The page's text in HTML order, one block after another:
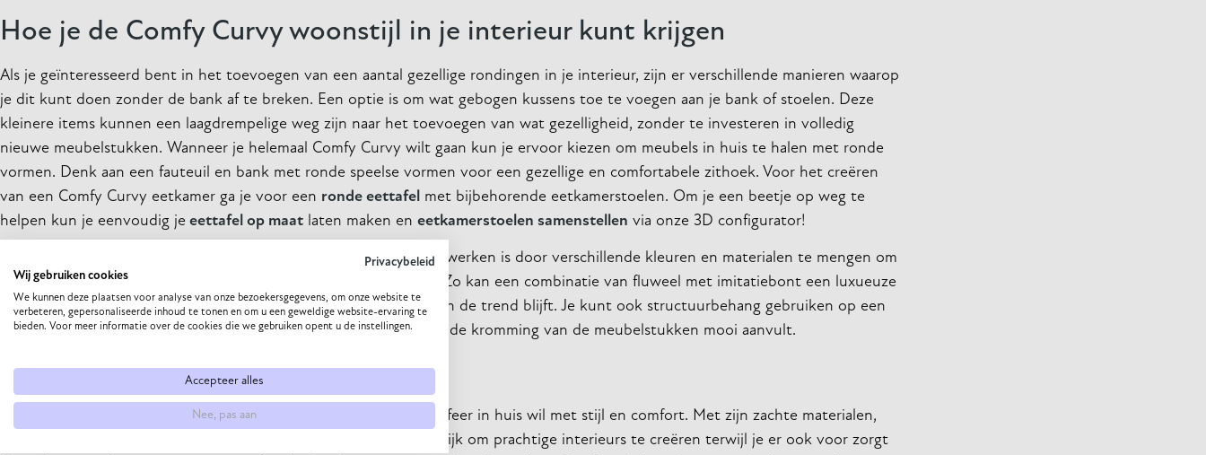
Hoe je de Comfy Curvy woonstijl in je interieur kunt krijgen
Als je geïnteresseerd bent in het toevoegen van een aantal gezellige rondingen in je interieur, zijn er verschillende manieren waarop
je dit kunt doen zonder de bank af te breken. Een optie is om wat gebogen kussens toe te voegen aan je bank of stoelen. Deze
kleinere items kunnen een laagdrempelige weg zijn naar het toevoegen van wat gezelligheid, zonder te investeren in volledig
nieuwe meubelstukken. Wanneer je helemaal Comfy Curvy wilt gaan kun je ervoor kiezen om meubels in huis te halen met ronde
vormen. Denk aan een fauteuil en bank met ronde speelse vormen voor een gezellige en comfortabele zithoek. Voor het creëren
van een Comfy Curvy eetkamer ga je voor een ronde eettafel met bijbehorende eetkamerstoelen. Om je een beetje op weg te
helpen kun je eenvoudig je eettafel op maat laten maken en eetkamerstoelen samenstellen via onze 3D configurator!
Een andere geweldige manier om deze trend in je interieur te verwerken is door verschillende kleuren en materialen te mengen om
spannende texturen en visuele interesse in de kamer te creëren. Zo kan een combinatie van fluweel met imitatiebont een luxueuze
uitstraling geven, terwijl je toch bij het algemene Curvy thema van de trend blijft. Je kunt ook structuurbehang gebruiken op een
accentmuur achter je bank of stoel voor een opvallend effect dat de kromming van de meubelstukken mooi aanvult.
Haal de Curvy stijl in huis
De Comfy Curvy woonstijl is perfect voor wie een uitnodigende sfeer in huis wil met stijl en comfort. Met zijn zachte materialen,
pluche vulling en felle kleuren, maakt deze collectie het gemakkelijk om prachtige interieurs te creëren terwijl je er ook voor zorgt
Privacybeleid
Wij gebruiken cookies
We kunnen deze plaatsen voor analyse van onze bezoekersgegevens, om onze website te
verbeteren, gepersonaliseerde inhoud te tonen en om u een geweldige website-ervaring te
bieden. Voor meer informatie over de cookies die we gebruiken opent u de instellingen.
Accepteer alles
Nee, pas aan